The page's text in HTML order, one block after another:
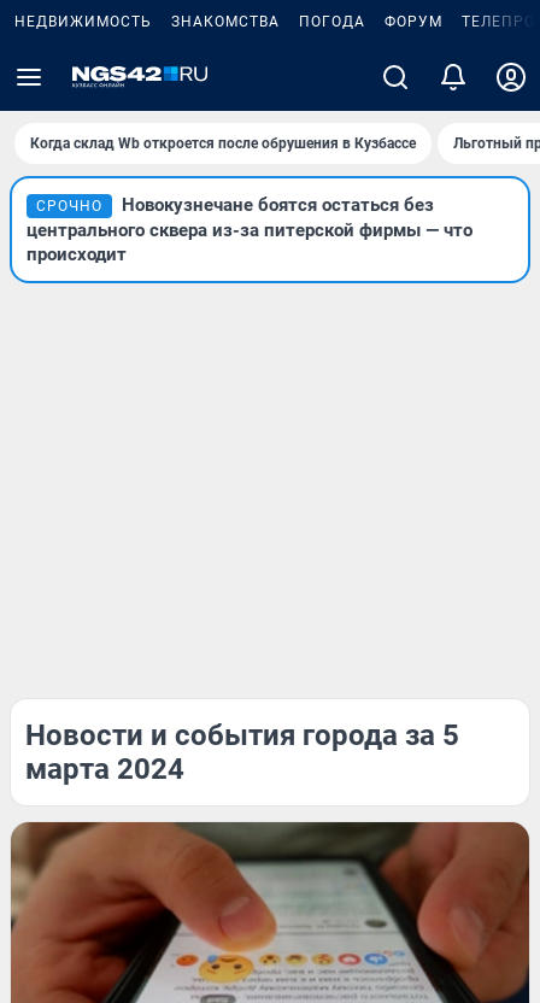
НЕДВИЖИМОСТЬ ЗНАКОМСТВА ПОГОДА ФОРУМ
Когда склад Wb откроется после обрушения в Кузбассе Льготный
СРОЧНО
Новокузнечане боятся остаться без
центрального сквера из-за питерской фирмы — что
происходит
Новости и события города за 5
марта 2024